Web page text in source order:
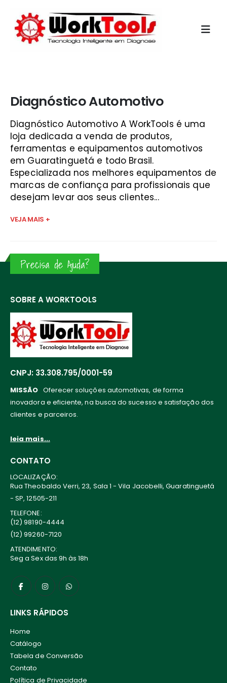
Diagnóstico Automotivo
Diagnóstico Automotivo A WorkTools é uma
loja dedicada a venda de produtos,
ferramentas e equipamentos automotivos
em Guaratinguetá e todo Brasil.
Especializada nos melhores equipamentos de
marcas de confiança para profissionais que
desejam levar aos seus clientes...
VEJA MAIS +
Precisa de Ajuda?
SOBRE A WORKTOOLS
CNPJ: 33.308.795/0001-59
MISSÃO Oferecer soluções automotivas, de forma
inovadora e eficiente, na busca do sucesso e satisfação dos
clientes e parceiros.
leia mais...
CONTATO
LOCALIZAÇÃO:
Rua Theobaldo Verri, 23, Sala 1 - Vila Jacobelli, Guaratinguetá
- SP, 12505-211
TELEFONE:
(12) 98190-4444
(12) 99260-7120
ATENDIMENTO:
Seg a Sex das 9h às 18h
LINKS RÁPIDOS
Home
Catálogo
Tabela de Conversão
Contato
Política de Privacidade